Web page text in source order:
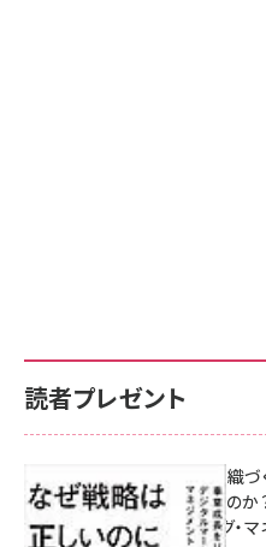
読者プレゼント
成果を生む組織
があがらないのか
マーケティング・